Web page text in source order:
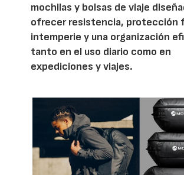
mochilas y bolsas de viaje
ofrecer resistencia, protección
intemperie y una organización
tanto en el uso diario como en
expediciones y viajes.